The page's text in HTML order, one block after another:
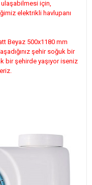
ulaşabilmesi için,
elektrikli havlupanı
Beyaz 500x1180 mm
şehir soğuk bir
bir şehirde yaşıyor iseniz